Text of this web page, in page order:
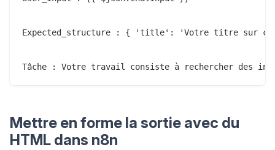
Expected_structure : { 'title': 'Votre titre sur ce
Mettre en forme la sortie avec du
HTML dans n8n